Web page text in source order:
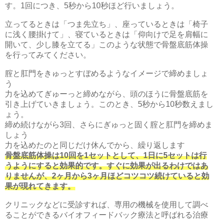
す。1回につき、5秒から10秒ほど行いましょう。
立ってるときは「つま先立ち」、座っているときは「椅子
に浅く腰掛けて」、寝ているときは「仰向けで足を肩幅に
開いて、少し膝を立てる」このような状態で骨盤底筋体操
を行ってみてください。
腟と肛門をきゅっとすぼめるようなイメージで締めましょ
う
力を込めてぎゅーっと締めながら、頭のほうに骨盤底筋を
引き上げていきましょう。このとき、5秒から10秒数えまし
ょう。
締め続けながら3回、さらにぎゅっと固く腟と肛門を締めま
しょう
力を込めたのと同じだけ休んでから、繰り返します
骨盤底筋体操は10回を1セットとして、1日に5セットは行
うようにすると効果的です。すぐに効果が出るわけではあ
りませんが、2ヶ月から3ヶ月ほどコツコツ続けていると効
果が現れてきます。
クリニックなどに受診すれば、専用の機械を使用して調べ
ることができるバイオフィードバック療法と呼ばれる治療